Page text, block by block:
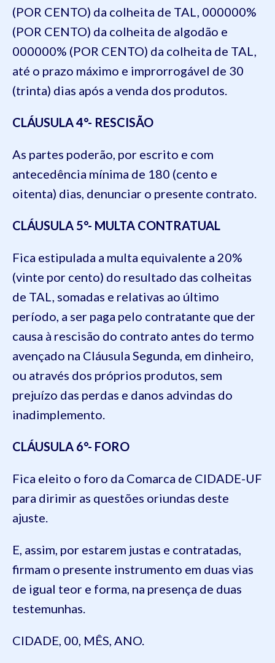
(POR CENTO) da colheita de TAL, 000000%
(POR CENTO) da colheita de algodão e
000000% (POR CENTO) da colheita de TAL,
até o prazo máximo e improrrogável de 30
(trinta) dias após a venda dos produtos.
CLÁUSULA 4°- RESCISÃO
As partes poderão, por escrito e com
antecedência mínima de 180 (cento e
oitenta) dias, denunciar o presente contrato.
CLÁUSULA 5°- MULTA CONTRATUAL
Fica estipulada a multa equivalente a 20%
(vinte por cento) do resultado das colheitas
de TAL, somadas e relativas ao último
período, a ser paga pelo contratante que der
causa à rescisão do contrato antes do termo
avençado na Cláusula Segunda, em dinheiro,
ou através dos próprios produtos, sem
prejuízo das perdas e danos advindas do
inadimplemento.
CLÁUSULA 6°- FORO
Fica eleito o foro da Comarca de CIDADE-UF
para dirimir as questões oriundas deste
ajuste.
E, assim, por estarem justas e contratadas,
firmam o presente instrumento em duas vias
de igual teor e forma, na presença de duas
testemunhas.
CIDADE, 00, MÊS, ANO.